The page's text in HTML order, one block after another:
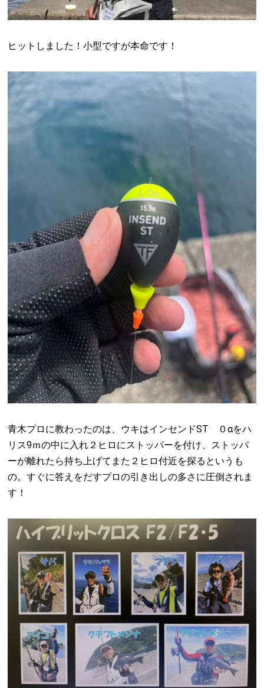
ヒットしました！小型ですが本命です！
青木プロに教わったのは、ウキはインセンドST ０αをハ
リス9ｍの中に入れ２ヒロにストッパーを付け、ストッパ
ーが離れたら持ち上げてまた２ヒロ付近を探るというも
の。すぐに答えをだすプロの引き出しの多さに圧倒されま
す！